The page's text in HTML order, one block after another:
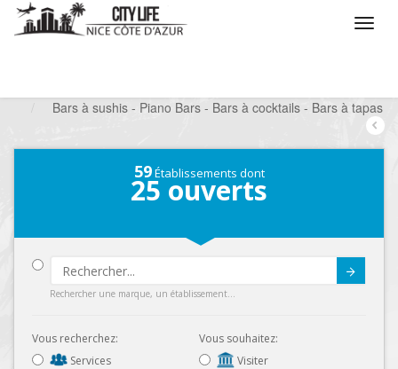
Bars à sushis - Piano Bars - Bars à cocktails - Bars à tapas
59Établissements dont
25 ouverts
Rechercher une marque, un établissement...
Vous recherchez:
Services
Vous souhaitez:
Visiter